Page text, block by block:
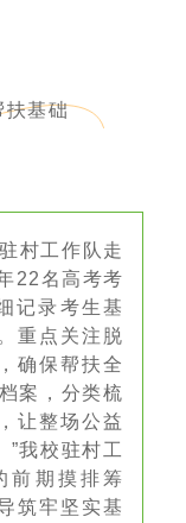
扶基础
村工作队走
22名高考考
记录考生基
重点关注脱
确保帮扶全
案，分类梳
让整场公益
我校驻村工
前期摸排筹
筑牢坚实基